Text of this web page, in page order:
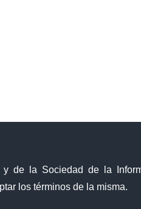
de la Sociedad de la
los términos de la misma.
Sistema Nacional de